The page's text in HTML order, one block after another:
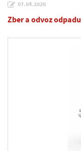
07.04.2026
Zber a odvoz